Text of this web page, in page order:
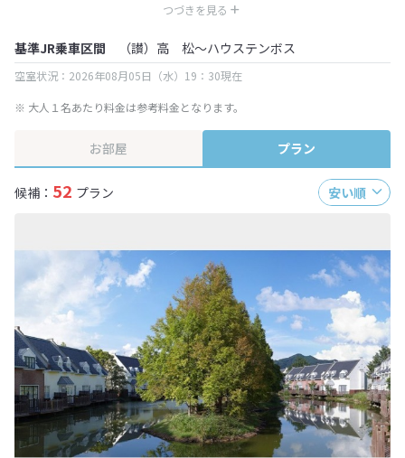
つづきを見る
※ 表示されている旅行代金・プラン内容は一定時間ごとに更新されます。最
基準JR乗車区間 （讃）高 松～ハウステンボス
空室状況：2026年08月05日（水）19：30現在
※ 大人１名あたり料金は参考料金となります。
お部屋 プラン
候補： 52 プラン 安い順